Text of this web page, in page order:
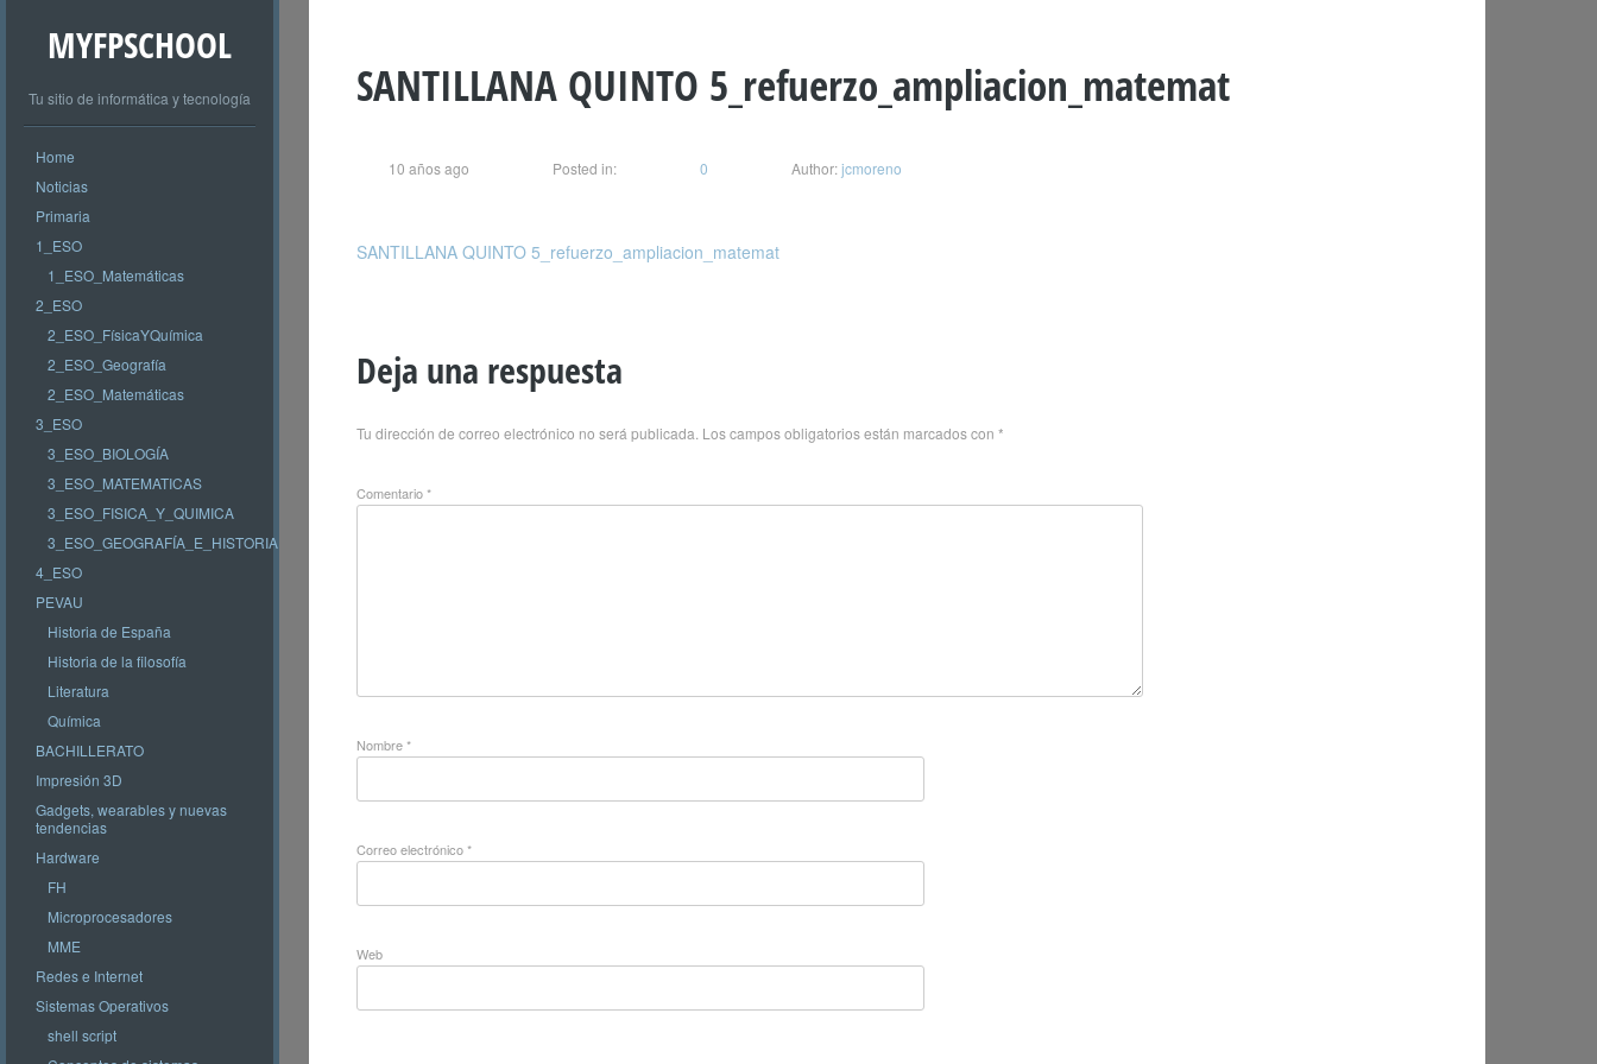
MYFPSCHOOL
Tu sitio de informática y tecnología
Home
Noticias
Primaria
1_ESO
1_ESO_Matemáticas
2_ESO
2_ESO_FísicaYQuímica
2_ESO_Geografía
2_ESO_Matemáticas
3_ESO
3_ESO_BIOLOGÍA
3_ESO_MATEMATICAS
3_ESO_FISICA_Y_QUIMICA
3_ESO_GEOGRAFÍA_E_HISTORIA
4_ESO
PEVAU
Historia de España
Historia de la filosofía
Literatura
Química
BACHILLERATO
Impresión 3D
Gadgets, wearables y nuevas
tendencias
Hardware
FH
Microprocesadores
MME
Redes e Internet
Sistemas Operativos
shell script
SANTILLANA QUINTO 5_refuerzo_ampliacion_matemat
10 años ago Posted in: 0 Author:jcmoreno
SANTILLANA QUINTO 5_refuerzo_ampliacion_matemat
Deja una respuesta
Tu dirección de correo electrónico no será publicada. Los campos obligatorios están marcados con *
Comentario*
Nombre*
Correo electrónico*
Web